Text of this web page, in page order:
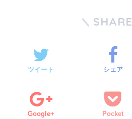
SHARE
ツイート シェア
Google+ Pocket